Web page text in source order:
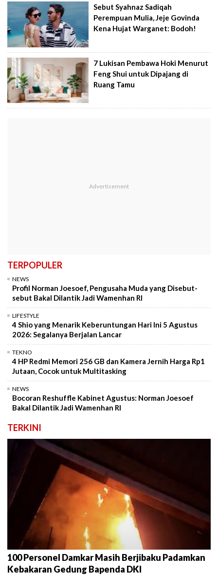
Sebut Syahnaz Sadiqah
Perempuan Mulia, Jeje Govinda
Kena Hujat Warganet: Bodoh!
7 Lukisan Pembawa Hoki Menurut
Feng Shui untuk Dipajang di
Ruang Tamu
TERPOPULER
NEWS
Profil Norman Joesoef, Pengusaha Muda yang Disebut-
sebut Bakal Dilantik Jadi Wamenhan RI
LIFESTYLE
4 Shio yang Menarik Keberuntungan Hari Ini 5 Agustus
2026: Segalanya Berjalan Lancar
TEKNO
4 HP Redmi Memori 256 GB dan Kamera Jernih Harga Rp1
Jutaan, Cocok untuk Multitasking
NEWS
Bocoran Reshuffle Kabinet Agustus: Norman Joesoef
Bakal Dilantik Jadi Wamenhan RI
TERKINI
100 Personel Damkar Masih Berjibaku Padamkan
Kebakaran Gedung Bapenda DKI